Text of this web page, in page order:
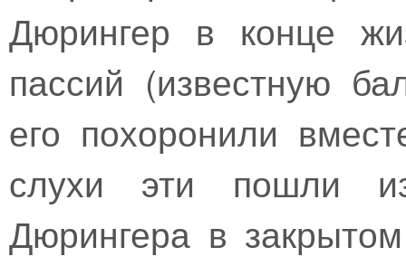
Дюрингер в конце
пассий (известную
его похоронили
слухи эти пошли
Дюрингера в